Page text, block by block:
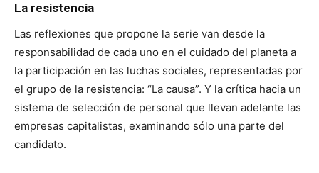
La resistencia
Las reflexiones que propone la serie van desde la
responsabilidad de cada uno en el cuidado del planeta a
la participación en las luchas sociales, representadas por
el grupo de la resistencia: “La causa”. Y la crítica hacia un
sistema de selección de personal que llevan adelante las
empresas capitalistas, examinando sólo una parte del
candidato.